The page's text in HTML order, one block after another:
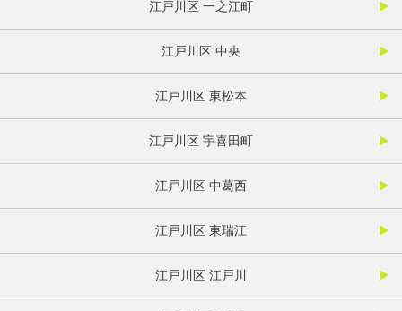
江戸川区 一之江町
江戸川区 中央
江戸川区 東松本
江戸川区 宇喜田町
江戸川区 中葛西
江戸川区 東瑞江
江戸川区 江戸川